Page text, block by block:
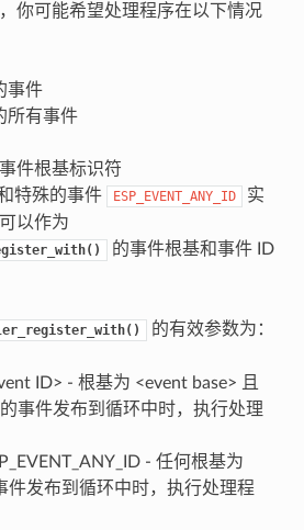
你可能希望处理程序在以下情况
事件
所有事件
件根基标识符
特殊的事件 ESP_EVENT_ANY_ID
实
以作为
的事件根基和事件 ID
的有效参数为：
ID> - 根基为 <event base> 且
的事件发布到循环中时，执行处理
- 任何根基为
件发布到循环中时，执行处理程